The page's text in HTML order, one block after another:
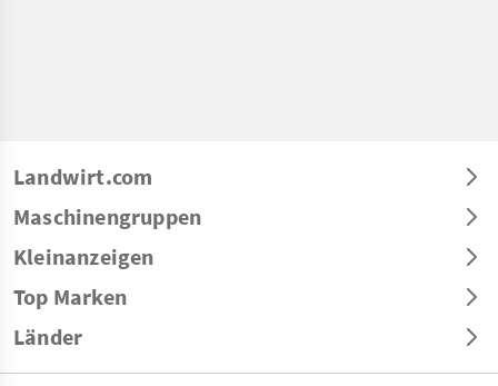
Landwirt.com
Maschinengruppen
Kleinanzeigen
Top Marken
Länder